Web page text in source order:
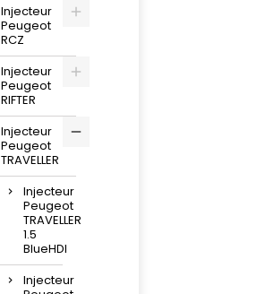
Injecteur
Peugeot
RCZ
Injecteur
Peugeot
RIFTER
Injecteur
Peugeot
TRAVELLER
Injecteur
Peugeot
TRAVELLER
1.5
BlueHDI
Injecteur